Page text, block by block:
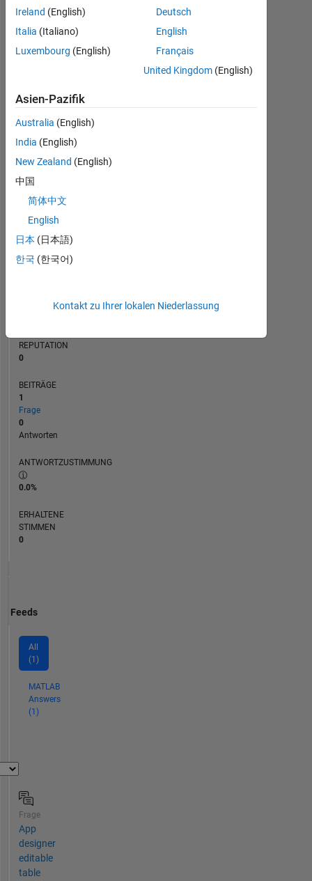
Statistik
MATLAB Answers
BEITRÄGE L
0
1
REPUTATION
0
BEITRÄGE
1
Frage
0
Antworten
ANTWORTZUSTIMMUNG
0.0%
ERHALTENE
STIMMEN
0
Feeds
All
(1)
MATLAB
Answers
(1)
Frage
App
designer
editable
table
Ireland (English)
Italia (Italiano)
Luxembourg (English)
Deutsch
English
Français
United Kingdom (English)
Asien-Pazifik
Australia (English)
India (English)
New Zealand (English)
中国
简体中文
English
日本 (日本語)
한국 (한국어)
Kontakt zu Ihrer lokalen Niederlassung